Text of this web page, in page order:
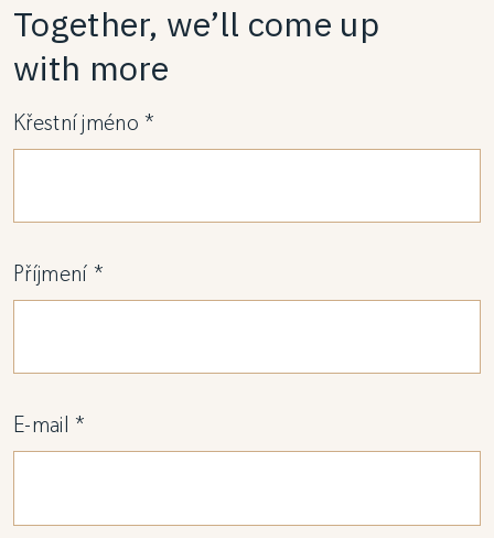
Together, we’ll come up
with more
Křestní jméno *
Příjmení *
E-mail *